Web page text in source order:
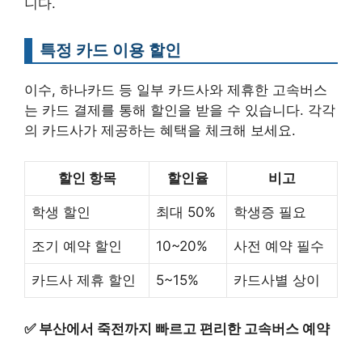
특정 카드 이용 할인
이수, 하나카드 등 일부 카드사와 제휴한 고속버스
는 카드 결제를 통해 할인을 받을 수 있습니다. 각각
의 카드사가 제공하는 혜택을 체크해 보세요.
할인 항목 할인율 비고
학생 할인 최대 50% 학생증 필요
조기 예약 할인 10~20% 사전 예약 필수
카드사 제휴 할인 5~15% 카드사별 상이
✅ 부산에서 죽전까지 빠르고 편리한 고속버스 예약